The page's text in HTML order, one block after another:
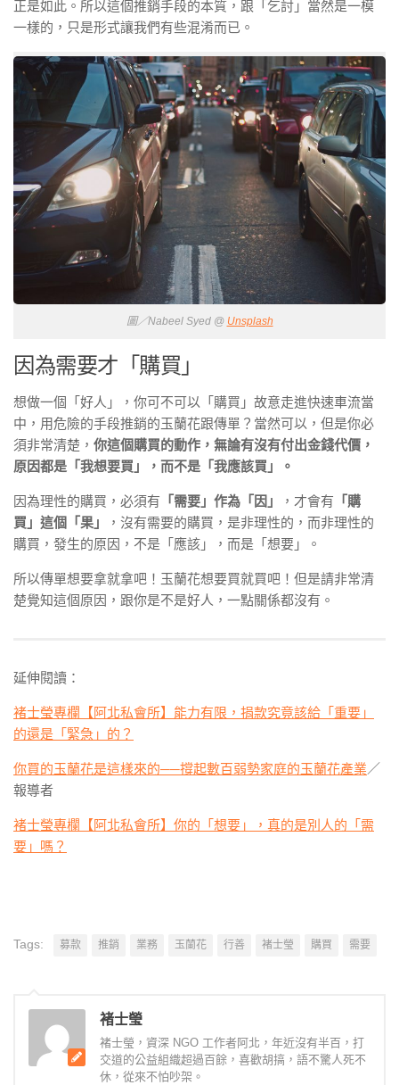
正是如此。所以這個推銷手段的本質，跟「乞討」當然是一模
一樣的，只是形式讓我們有些混淆而已。
圖／Nabeel Syed @ Unsplash
因為需要才「購買」
想做一個「好人」，你可不可以「購買」故意走進快速車流當
中，用危險的手段推銷的玉蘭花跟傳單？當然可以，但是你必
須非常清楚， 你這個購買的動作，無論有沒有付出金錢代價，
原因都是「我想要買」，而不是「我應該買」。
因為理性的購買，必須有 「需要」作為「因」 ，才會有 「購
買」這個「果」
，沒有需要的購買，是非理性的，而非理性的
購買，發生的原因，不是「應該」，而是「想要」。
所以傳單想要拿就拿吧！玉蘭花想要買就買吧！但是請非常清
楚覺知這個原因，跟你是不是好人，一點關係都沒有。
延伸閱讀：
褚士瑩專欄【阿北私會所】能力有限，捐款究竟該給「重要」
的還是「緊急」的？
你買的玉蘭花是這樣來的──撐起數百弱勢家庭的玉蘭花產業／
報導者
褚士瑩專欄【阿北私會所】你的「想要」，真的是別人的「需
要」嗎？
Tags: 募款 推銷 業務 玉蘭花 行善 褚士瑩 購買 需要
褚士瑩
褚士瑩，資深 NGO 工作者阿北，年近沒有半百，打
交道的公益組織超過百餘，喜歡胡搞，語不驚人死不
休，從來不怕吵架。